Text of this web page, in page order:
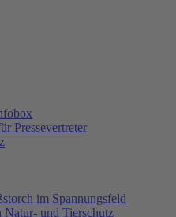
Pressevertreter
im Spannungsfeld
Natur- und Tierschutz